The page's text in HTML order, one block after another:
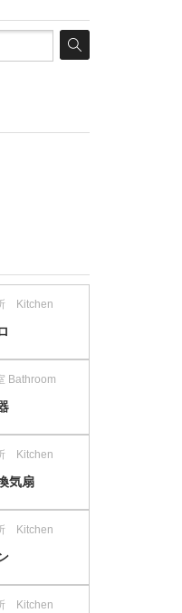
Kitchen
Bathroom
Kitchen
気扇
Kitchen
Kitchen